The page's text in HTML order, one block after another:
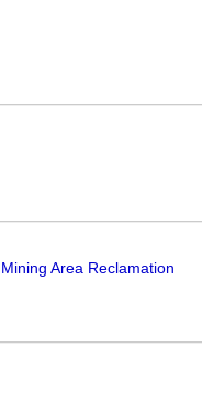
Area Reclamation